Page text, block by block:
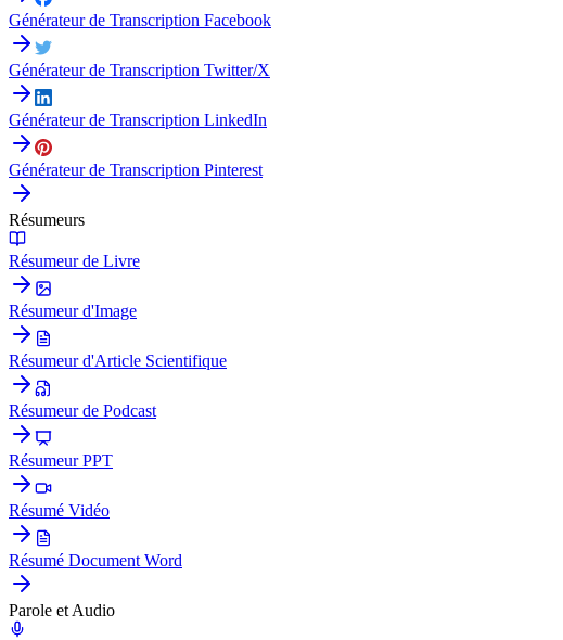
Générateur de Transcription Facebook
Générateur de Transcription Twitter/X
Générateur de Transcription LinkedIn
Générateur de Transcription Pinterest
Résumeurs
Résumeur de Livre
Résumeur d'Image
Résumeur d'Article Scientifique
Résumeur de Podcast
Résumeur PPT
Résumé Vidéo
Résumé Document Word
Parole et Audio